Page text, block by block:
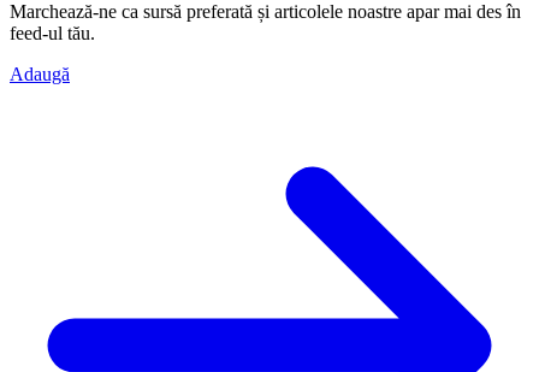
Marchează-ne ca sursă preferată și articolele noastre apar mai des în
feed-ul tău.
Adaugă